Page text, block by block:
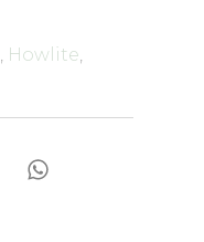
, Howlite,